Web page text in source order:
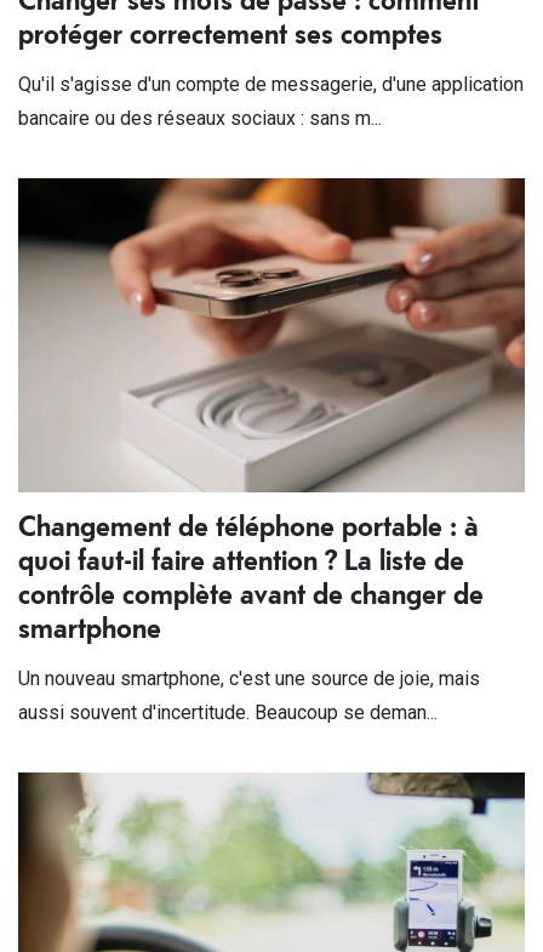
protéger correctement ses comptes
Qu'il s'agisse d'un compte de messagerie, d'une application
bancaire ou des réseaux sociaux : sans m...
Changement de téléphone portable : à
quoi faut-il faire attention ? La liste de
contrôle complète avant de changer de
smartphone
Un nouveau smartphone, c'est une source de joie, mais
aussi souvent d'incertitude. Beaucoup se deman...